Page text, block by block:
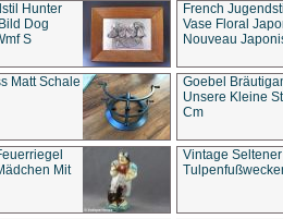
Hunter
Dog
S
French
Vase Floral
Nouveau
Matt Schale
Goebel
Unsere Kleine
Cm
Mit
Vintage